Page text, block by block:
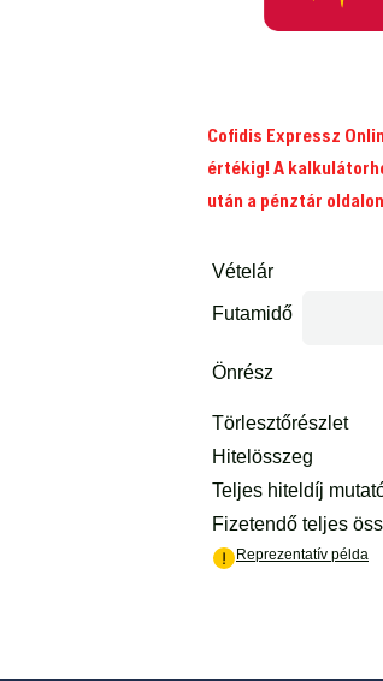
Cofidis Expressz
értékig! A
után a pénztár